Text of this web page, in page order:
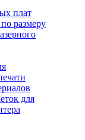
плат
размеру
для